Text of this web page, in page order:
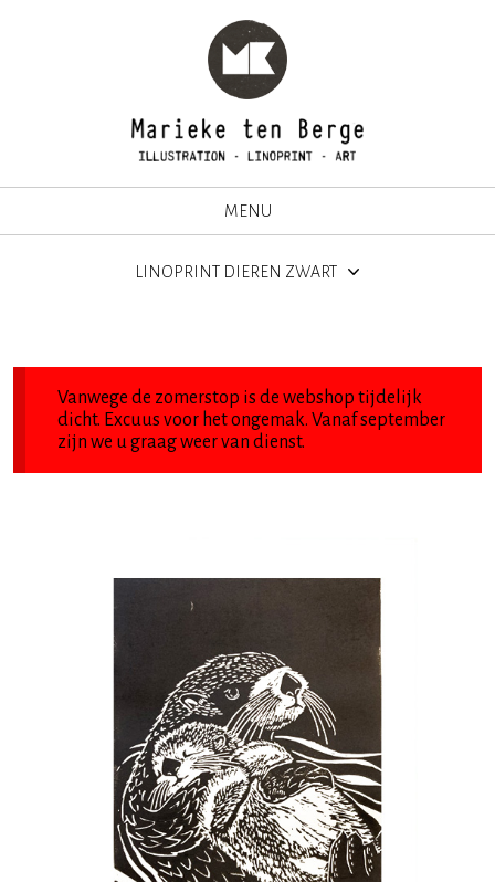
MENU
LINOPRINT DIEREN ZWART
Vanwege de zomerstop is de webshop tijdelijk
dicht. Excuus voor het ongemak. Vanaf september
zijn we u graag weer van dienst.